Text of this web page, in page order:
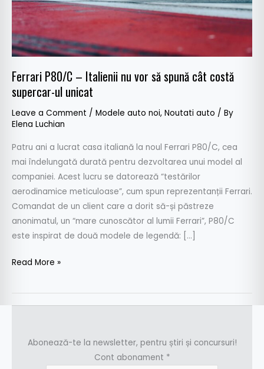
Ferrari P80/C – Italienii nu vor să spună cât costă
supercar-ul unicat
Leave a Comment / Modele auto noi, Noutati auto / By
Elena Luchian
Patru ani a lucrat casa italiană la noul Ferrari P80/C, cea
mai îndelungată durată pentru dezvoltarea unui model al
companiei. Acest lucru se datorează “testărilor
aerodinamice meticuloase”, cum spun reprezentanții Ferrari.
Comandat de un client care a dorit să-și păstreze
anonimatul, un “mare cunoscător al lumii Ferrari”, P80/C
este inspirat de două modele de legendă: […]
spună
cât
costă
supercar-
unicat
Read More »
Abonează-te la newsletter, pentru știri și concursuri!
Cont abonament *